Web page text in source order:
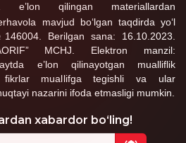
yangi
iqtisodiy va ijtimoiy siyosiy
koʻrsatadi
taxrirlangan
vazirlik xodimlari o'z
e’lon qilingan materiallardan
mavjud bo‘lgan taqdirda yo‘l
Berilgan sana: 16.10.2023.
MCHJ. Elektron manzil:
e’lon qilinayotgan mualliflik
fikrlar muallifga tegishli va ular
nazarini ifoda etmasligi mumkin.
xabardor bo‘ling!